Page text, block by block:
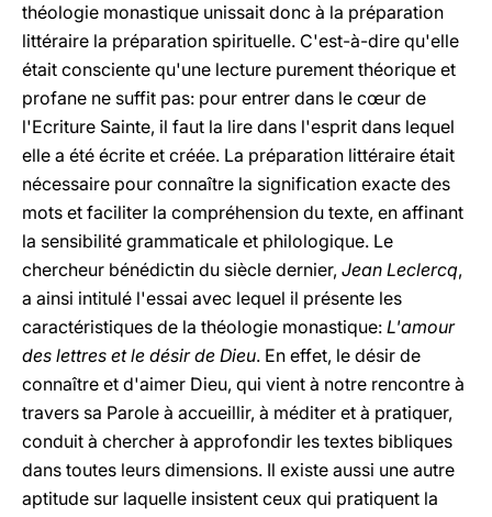
théologie monastique unissait donc à la préparation
littéraire la préparation spirituelle. C'est-à-dire qu'elle
était consciente qu'une lecture purement théorique et
profane ne suffit pas: pour entrer dans le cœur de
l'Ecriture Sainte, il faut la lire dans l'esprit dans lequel
elle a été écrite et créée. La préparation littéraire était
nécessaire pour connaître la signification exacte des
mots et faciliter la compréhension du texte, en affinant
la sensibilité grammaticale et philologique. Le
chercheur bénédictin du siècle dernier, Jean Leclercq,
a ainsi intitulé l'essai avec lequel il présente les
caractéristiques de la théologie monastique: L'amour
des lettres et le désir de Dieu. En effet, le désir de
connaître et d'aimer Dieu, qui vient à notre rencontre à
travers sa Parole à accueillir, à méditer et à pratiquer,
conduit à chercher à approfondir les textes bibliques
dans toutes leurs dimensions. Il existe aussi une autre
aptitude sur laquelle insistent ceux qui pratiquent la